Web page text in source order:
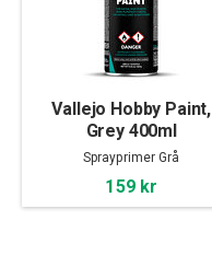
Vallejo Hobby Paint,
Grey 400ml
Sprayprimer Grå
159 kr